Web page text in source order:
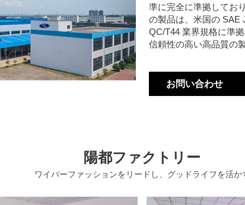
準に完全に準拠してお
の製品は、米国の SAE
QC/T44 業界規格に準
信頼性の高い高品質の
お問い合わせ
陽都ファクトリー
ワイパーファッションをリードし、グッドライフを活か